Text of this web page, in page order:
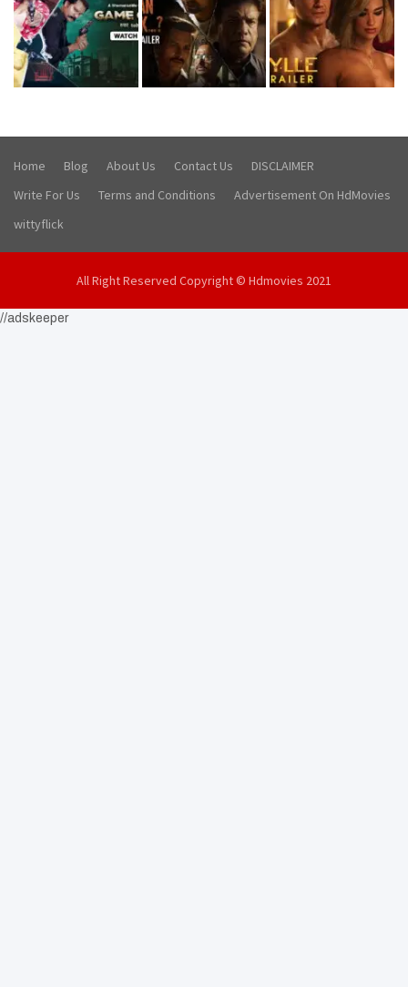
Home Blog About Us Contact Us
DISCLAIMER
Write For Us
Terms and Conditions
Advertisement On HdMovies
wittyflick
All Right Reserved Copyright © Hdmovies 2021
//adskeeper